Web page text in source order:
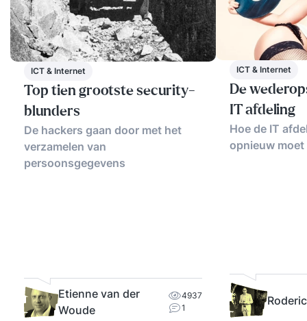
ICT & Internet
Top tien grootste security-
blunders
De hackers gaan door met het
verzamelen van
persoonsgegevens
Etienne van der
Woude
4937
1
ICT & Internet
De
IT afdeling
Hoe de IT
opnieuw